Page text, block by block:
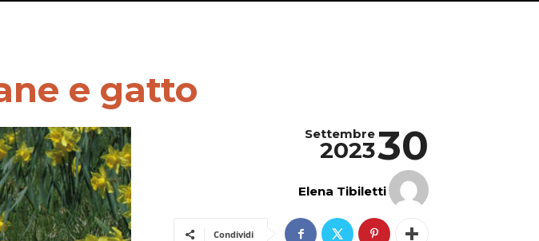
e gatto
30
Settembre
2023
Elena Tibiletti
Condividi